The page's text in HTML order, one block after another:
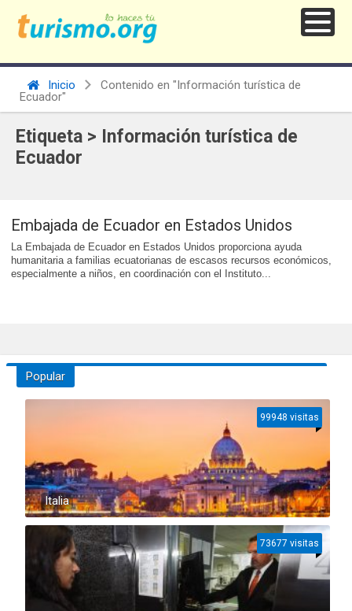
Inicio
Contenido en "Información turística de
Ecuador"
Etiqueta > Información turística de
Ecuador
Embajada de Ecuador en Estados Unidos
La Embajada de Ecuador en Estados Unidos proporciona ayuda
humanitaria a familias ecuatorianas de escasos recursos económicos,
especialmente a niños, en coordinación con el Instituto...
Popular
Italia
99948 visitas
73677 visitas